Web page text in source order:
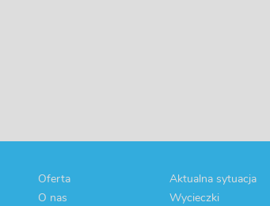
Oferta
O nas
Aktualna sytuacja
Wycieczki